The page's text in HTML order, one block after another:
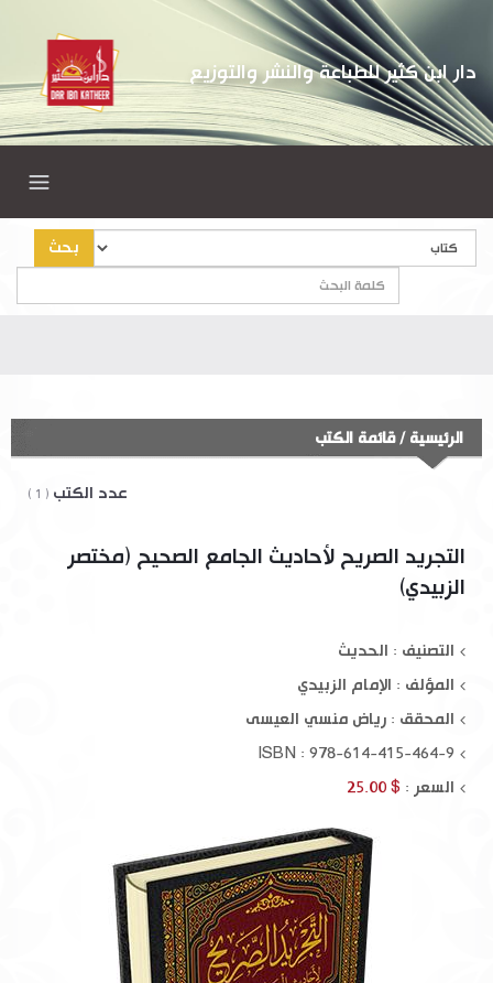
دار ابن كثير للطباعة والنشر والتوزيع
بحث
الرئيسية /قائمة الكتب
عدد الكتب ( 1 )
التجريد الصريح لأحاديث الجامع الصحيح (مختصر
الزبيدي)
التصنيف : الحديث
المؤلف : الإمام الزبيدي
المحقق : رياض منسي العيسى
ISBN : 978-614-415-464-9
السعر : $ 25.00